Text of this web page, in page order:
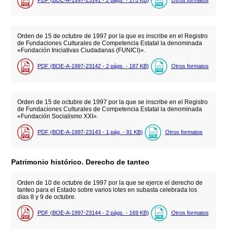
Orden de 15 de octubre de 1997 por la que es inscribe en el Registro
de Fundaciones Culturales de Competencia Estatal la denominada
«Fundación Iniciativas Ciudadanas (FUNICI)».
PDF (BOE-A-1997-23142 - 2 págs. - 187 KB) Otros formatos
Orden de 15 de octubre de 1997 por la que se inscribe en el Registro
de Fundaciones Culturales de Competencia Estatal la denominada
«Fundación Socialismo XXI».
PDF (BOE-A-1997-23143 - 1 pág. - 91 KB) Otros formatos
Patrimonio histórico. Derecho de tanteo
Orden de 10 de octubre de 1997 por la que se ejerce el derecho de
tanteo para el Estado sobre varios lotes en subasta celebrada los
días 8 y 9 de octubre.
PDF (BOE-A-1997-23144 - 2 págs. - 169 KB) Otros formatos